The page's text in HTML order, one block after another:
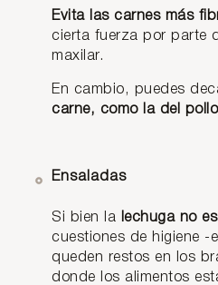
Evita las carnes más
cierta fuerza por parte
maxilar.
En cambio, puedes
carne, como la del
Ensaladas
Si bien la lechuga no
cuestiones de higiene -
queden restos en los
donde los alimentos